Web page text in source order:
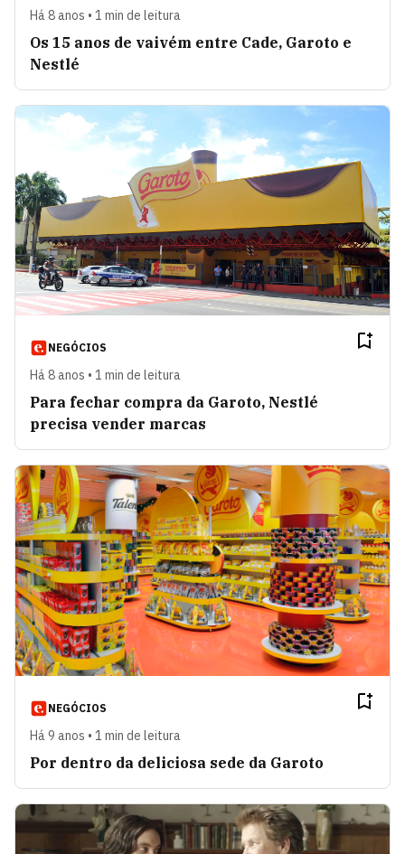
Há 8 anos • 1 min de leitura
Os 15 anos de vaivém entre Cade, Garoto e
Nestlé
NEGÓCIOS
Há 8 anos • 1 min de leitura
Para fechar compra da Garoto, Nestlé
precisa vender marcas
NEGÓCIOS
Há 9 anos • 1 min de leitura
Por dentro da deliciosa sede da Garoto